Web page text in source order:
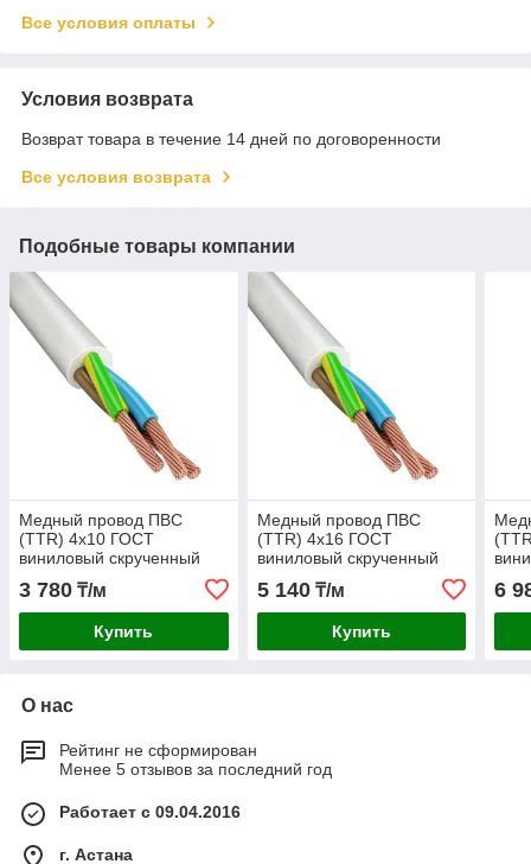
Все условия оплаты
Условия возврата
Возврат товара в течение 14 дней по договоренности
Все условия возврата
Подобные товары компании
Медный провод ПВС
(TTR) 4х10 ГОСТ
виниловый скрученный
3 780 ₸/м
Купить
Медный провод ПВС
(TTR) 4х16 ГОСТ
виниловый скрученный
5 140₸/м
Купить
6
О нас
Рейтинг не сформирован
Менее 5 отзывов за последний год
Работает с 09.04.2016
г. Астана